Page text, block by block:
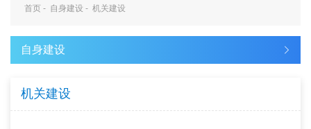
首页 - 自身建设 - 机关建设
自身建设
机关建设